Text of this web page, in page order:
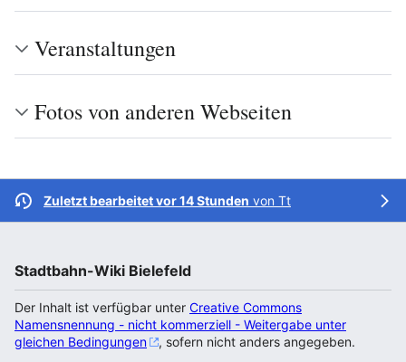
Veranstaltungen
Fotos von anderen Webseiten
Zuletzt bearbeitet vor 14 Stunden von Tt
Stadtbahn-Wiki Bielefeld
Der Inhalt ist verfügbar unter Creative Commons
Namensnennung - nicht kommerziell - Weitergabe unter
gleichen Bedingungen
, sofern nicht anders angegeben.